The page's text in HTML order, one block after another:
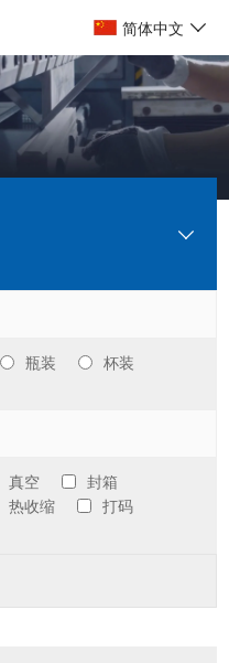
简体中文
瓶装
杯装
真空
封箱
热收缩
打码